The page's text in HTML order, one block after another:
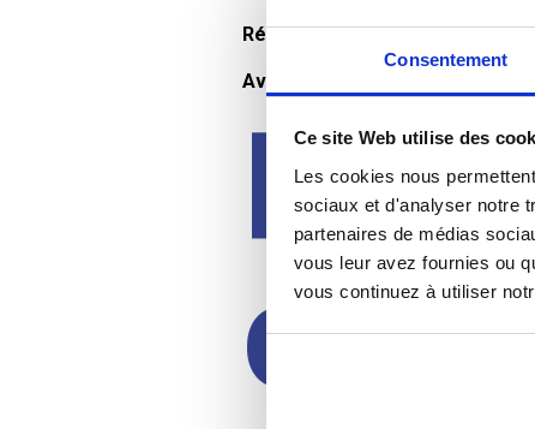
Consentement
Ce site Web utilise des
Les cookies nous
sociaux et d'analyser notre
partenaires de médias
vous leur avez fournies ou
vous continuez à utiliser
Rémunération :
Avantages :